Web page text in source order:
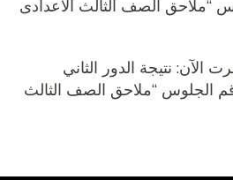
“ملاحق الصف الثالث الاعدادى
الآن: نتيجة الدور الثاني
الجلوس “ملاحق الصف الثالث